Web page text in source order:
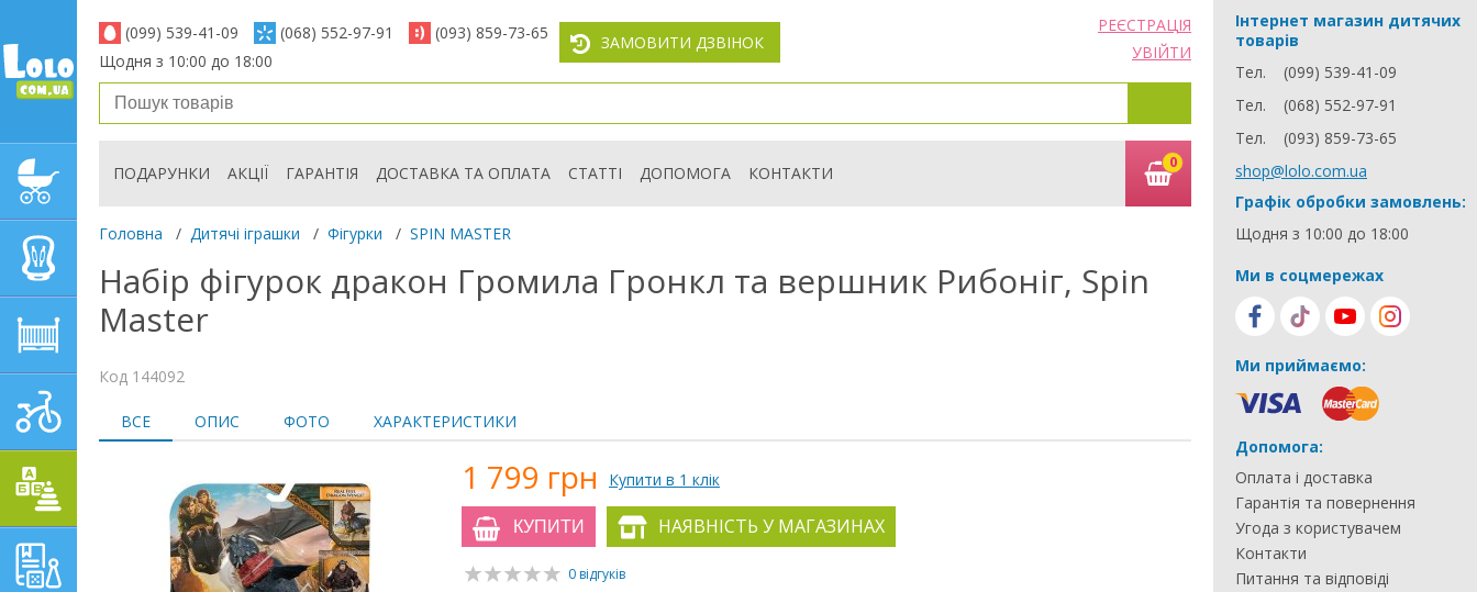
ДИТЯЧІ КОЛЯСКИ
ДИТЯЧІ МЕБЛІ
ТРАНСПОРТ
ДИТЯЧІ ІГРАШКИ
НАВЧАЛЬНО-
РОЗВИВАЮЧІ ТОВАРИ
(099) 539-41-09 (068) 552-97-91
(093) 859-73-65
Щодня з 10:00 до 18:00
ЗАМОВИТИ ДЗВІНОК
РЕЄСТРАЦІЯ
УВІЙТИ
ПОДАРУНКИ АКЦІЇ ГАРАНТІЯ ДОСТАВКА ТА ОПЛАТА СТАТТІ ДОПОМОГА КОНТАКТИ
0
Головна / Дитячі іграшки / Фігурки / SPIN MASTER
Набір фігурок дракон Громила Гронкл та вершник Рибоніг, Spin
Master
Код 144092
ВСЕ ОПИС ФОТО ХАРАКТЕРИСТИКИ
1 799 грн Купити в 1 клік
КУПИТИ НАЯВНІСТЬ У МАГАЗИНАХ
0 відгуків
Інтернет магазин дитячих
товарів
Тел.
(099) 539-41-09
Тел.
(068) 552-97-91
Тел.
(093) 859-73-65
shop@lolo.com.ua
Графік обробки замовлень:
Щодня з 10:00 до 18:00
Ми в соцмережах
Ми приймаємо:
Допомога:
Оплата і доставка
Гарантія та повернення
Угода з користувачем
Контакти
Питання та відповіді